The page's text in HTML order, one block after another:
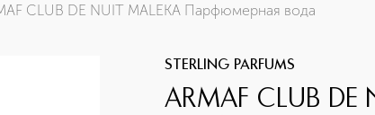
CLUB DE NUIT MALEKA Парфюмерная вода
STERLING PARFUMS
ARMAF CLUB DE